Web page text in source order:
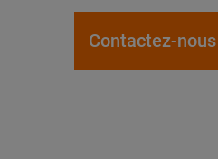
Contactez-nous